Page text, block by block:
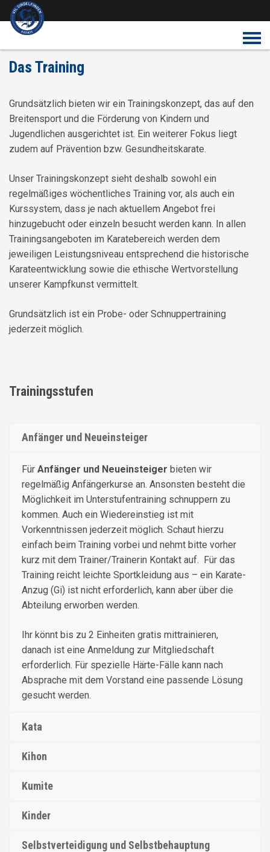
Überspringe den Content
Das Training
Grundsätzlich bieten wir ein Trainingskonzept, das auf den
Breitensport und die Förderung von Kindern und
Jugendlichen ausgerichtet ist. Ein weiterer Fokus liegt
zudem auf Prävention bzw. Gesundheitskarate.
Unser Trainingskonzept sieht deshalb sowohl ein
regelmäßiges wöchentliches Training vor, als auch ein
Kurssystem, dass je nach aktuellem Angebot frei
hinzugebucht oder einzeln besucht werden kann. In allen
Trainingsangeboten im Karatebereich werden dem
jeweiligen Leistungsniveau entsprechend die historische
Karateentwicklung sowie die ethische Wertvorstellung
unserer Kampfkunst vermittelt.
Grundsätzlich ist ein Probe- oder Schnuppertraining
jederzeit möglich.
Trainingsstufen
Anfänger und Neueinsteiger
Für Anfänger und Neueinsteiger bieten wir
regelmäßig Anfängerkurse an. Ansonsten besteht die
Möglichkeit im Unterstufentraining schnuppern zu
kommen. Auch ein Wiedereinstieg ist mit
Vorkenntnissen jederzeit möglich. Schaut hierzu
einfach beim Training vorbei und nehmt bitte vorher
kurz mit dem Trainer/Trainerin Kontakt auf. Für das
Training reicht leichte Sportkleidung aus – ein Karate-
Anzug (Gi) ist nicht erforderlich, kann aber über die
Abteilung erworben werden.
Ihr könnt bis zu 2 Einheiten gratis mittrainieren,
danach ist eine Anmeldung zur Mitgliedschaft
erforderlich. Für spezielle Härte-Fälle kann nach
Absprache mit dem Vorstand eine passende Lösung
gesucht werden.
Kata
Kihon
Kumite
Kinder
Selbstverteidigung und Selbstbehauptung